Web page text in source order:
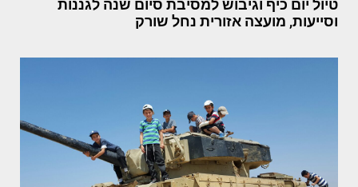
טיול יום כיף וגיבוש למסיבת סיום שנה לגננות
וסייעות, מועצה אזורית נחל שורק